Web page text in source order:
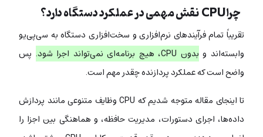
چرا CPU نقش مهمی در عملکرد دستگاه دارد؟
تقریباً تمام فرآیندهای نرم‌افزاری و سخت‌افزاری دستگاه به سی‌پی‌یو
وابسته‌اند و بدون CPU، هیچ برنامه‌ای نمی‌تواند اجرا شود.
پس
واضح است که عملکرد پردازنده چقدر مهم است.
تا اینجای مقاله متوجه شدیم که CPU وظایف متنوعی مانند پردازش
داده‌ها، اجرای دستورات، مدیریت حافظه، و هماهنگی بین اجزا را